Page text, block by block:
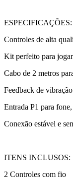
ESPECIFICAÇÕES:
Controles de alta
Kit perfeito para
Cabo de 2 metros
Feedback de
Entrada P1 para
Conexão estável e
ITENS INCLUSOS:
2 Controles com fio